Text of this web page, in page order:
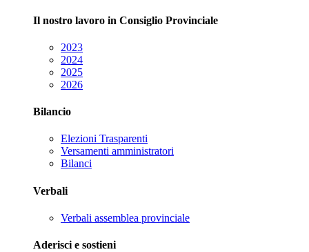
Il nostro lavoro in Consiglio Provinciale
2023
2024
2025
2026
Bilancio
Elezioni Trasparenti
Versamenti amministratori
Bilanci
Verbali
Verbali assemblea provinciale
Aderisci e sostieni